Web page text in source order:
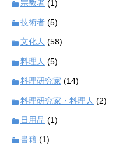
宗教者 (1)
技術者 (5)
文化人 (58)
料理人 (5)
料理研究家 (14)
料理研究家・料理人 (2)
日用品 (1)
書籍 (1)